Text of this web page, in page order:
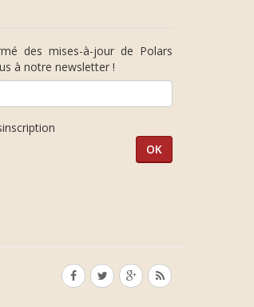
des mises-à-jour de Polars
à notre newsletter !